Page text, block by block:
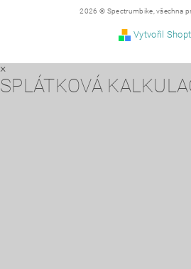
2026 © Spectrumbike, všechna
Vytvořil
×
SPLÁTKOVÁ